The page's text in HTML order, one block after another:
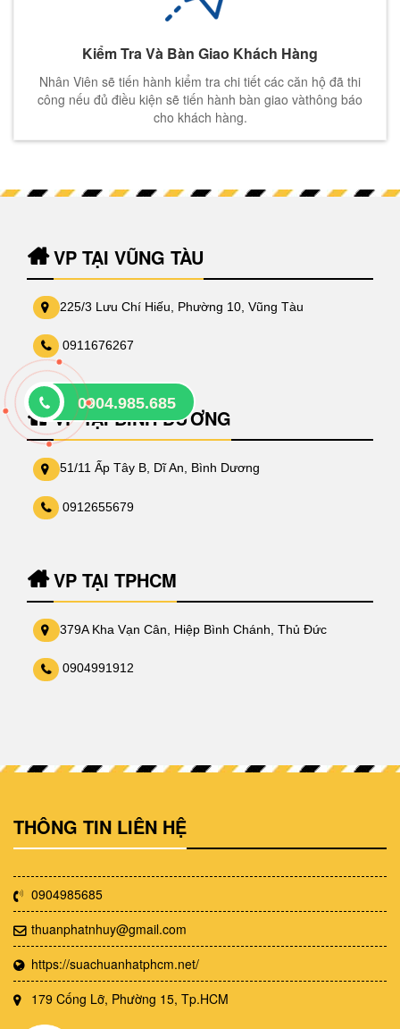
Kiểm Tra Và Bàn Giao Khách Hàng
Nhân Viên sẽ tiến hành kiểm tra chi tiết các căn hộ đã thi
công nếu đủ điều kiện sẽ tiến hành bàn giao vàthông báo
cho khách hàng.
VP TẠI VŨNG TÀU
225/3 Lưu Chí Hiếu, Phường 10, Vũng Tàu
0911676267
VP TẠI BÌNH DƯƠNG
51/11 Ấp Tây B, Dĩ An, Bình Dương
0912655679
VP TẠI TPHCM
379A Kha Vạn Cân, Hiệp Bình Chánh, Thủ Đức
0904991912
THÔNG TIN LIÊN HỆ
0904985685
thuanphatnhuy@gmail.com
https://suachuanhatphcm.net/
179 Cống Lỡ, Phường 15, Tp.HCM
0904.985.685